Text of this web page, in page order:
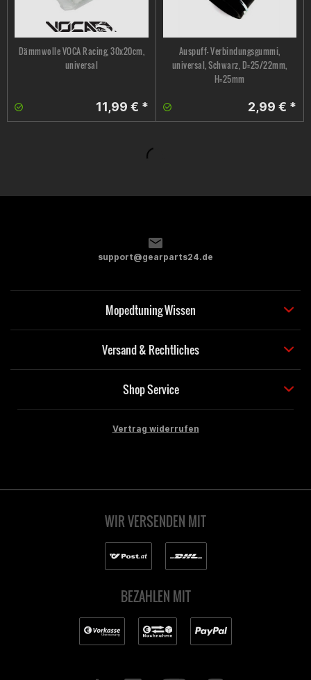
Dämmwolle VOCA Racing, 30x20cm,
universal
11,99 € *
Auspuff- Verbindungsgummi,
universal, Schwarz, D=25/22mm,
H=25mm
2,99 € *
support@gearparts24.de
Mopedtuning Wissen
Versand & Rechtliches
Shop Service
Vertrag widerrufen
WIR VERSENDEN MIT
BEZAHLEN MIT